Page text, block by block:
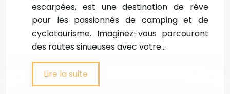
escarpées, est une destination de rêve
pour les passionnés de camping et de
cyclotourisme. Imaginez-vous parcourant
des routes sinueuses avec votre…
Lire la suite